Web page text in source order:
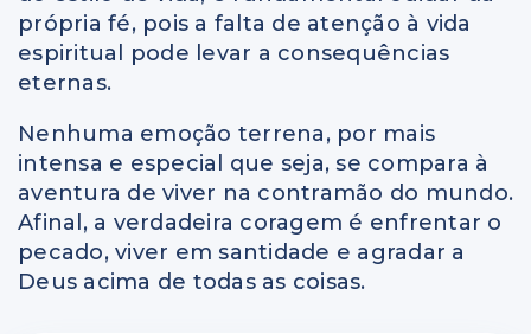
própria fé, pois a falta de atenção à vida
espiritual pode levar a consequências
eternas.
Nenhuma emoção terrena, por mais
intensa e especial que seja, se compara à
aventura de viver na contramão do mundo.
Afinal, a verdadeira coragem é enfrentar o
pecado, viver em santidade e agradar a
Deus acima de todas as coisas.